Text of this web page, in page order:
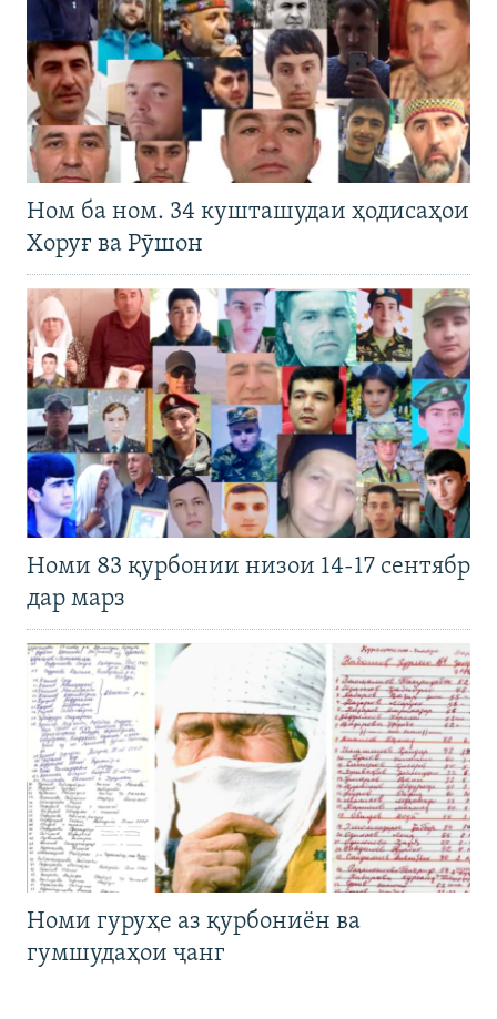
Ном ба ном. 34 кушташудаи ҳодисаҳои
Хоруғ ва Рӯшон
Номи 83 қурбонии низои 14-17 сентябр
дар марз
Номи гуруҳе аз қурбониён ва
гумшудаҳои ҷанг